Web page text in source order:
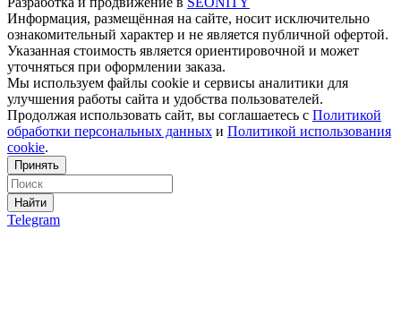
Информация, размещённая на сайте, носит исключительно
ознакомительный характер и не является публичной офертой.
Указанная стоимость является ориентировочной и может
уточняться при оформлении заказа.
Мы используем файлы cookie и сервисы аналитики для
улучшения работы сайта и удобства пользователей.
Продолжая использовать сайт, вы соглашаетесь с Политикой
обработки персональных данных и Политикой использования
cookie.
Принять
Найти
Telegram